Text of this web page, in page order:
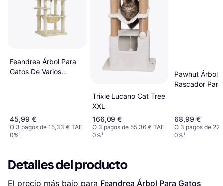
Feandrea Árbol Para
Gatos De Varios
45,99 €
O 3 pagos de 15,33 € TAE
0%¹
Trixie Lucano Cat Tree
XXL
166,09 €
O 3 pagos de 55,36 € TAE
0%¹
Pawhut Árbol
Rascador
68,99 €
O 3 pagos de
0%¹
Detalles del producto
El precio más bajo para Feandrea Árbol Para Gatos